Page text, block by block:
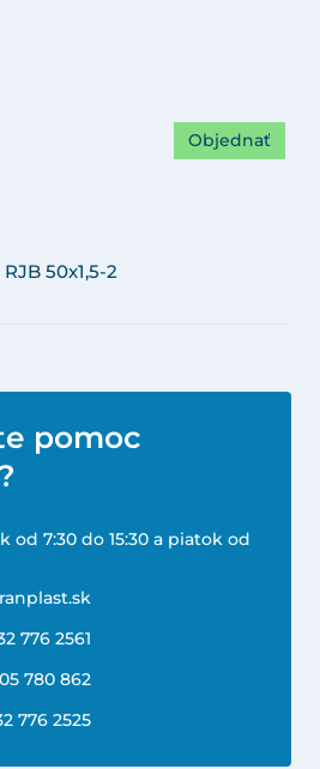
RJB 50x1,5-2
Objednať
pomoc
od 7:30 do 15:30 a piatok od
776 2561
780 862
776 2525